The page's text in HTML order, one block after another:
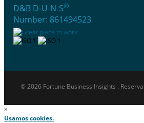
D&B D-U-N-S®
Number: 861494523
© 2026 Fortune Business Insights .
×
Usamos cookies.